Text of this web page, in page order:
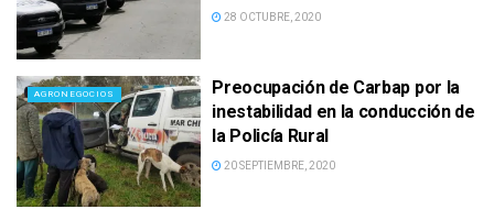
28 OCTUBRE, 2020
AGRONEGOCIOS
Preocupación de Carbap por la
inestabilidad en la conducción de
la Policía Rural
20 SEPTIEMBRE, 2020